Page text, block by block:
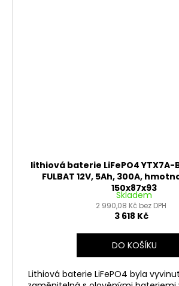
lithiová baterie LiFePO4 YTX7A-
FULBAT 12V, 5Ah, 300A,
150x87x93
Skladem
2 990,08 Kč bez DPH
3 618 Kč
DO KOŠÍKU
Lithiová baterie LiFePO4 byla